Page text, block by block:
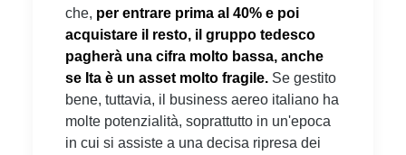
che, per entrare prima al 40% e poi
acquistare il resto, il gruppo tedesco
pagherà una cifra molto bassa, anche
se Ita è un asset molto fragile. Se gestito
bene, tuttavia, il business aereo italiano ha
molte potenzialità, soprattutto in un'epoca
in cui si assiste a una decisa ripresa dei